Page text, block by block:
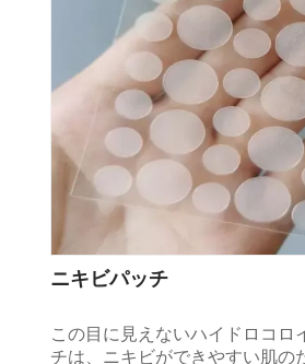
ニキビパッチ
この目に見えないハイドロコロ
チは、ニキビができやすい肌の